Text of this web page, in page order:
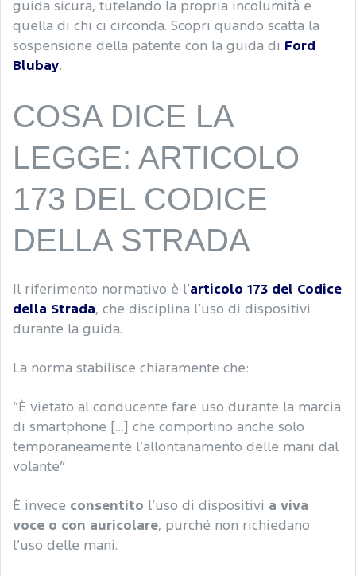
guida sicura, tutelando la propria incolumità e
quella di chi ci circonda. Scopri quando scatta la
sospensione della patente con la guida di
Ford
Blubay.
COSA DICE LA
LEGGE: ARTICOLO
173 DEL CODICE
DELLA STRADA
Il riferimento normativo è l’articolo 173 del Codice
della Strada, che disciplina l’uso di dispositivi
durante la guida.
La norma stabilisce chiaramente che:
“È vietato al conducente fare uso durante la marcia
di smartphone […] che comportino anche solo
temporaneamente l’allontanamento delle mani dal
volante”
È invece consentito l’uso di dispositivi a viva
voce o con auricolare, purché non richiedano
l’uso delle mani.